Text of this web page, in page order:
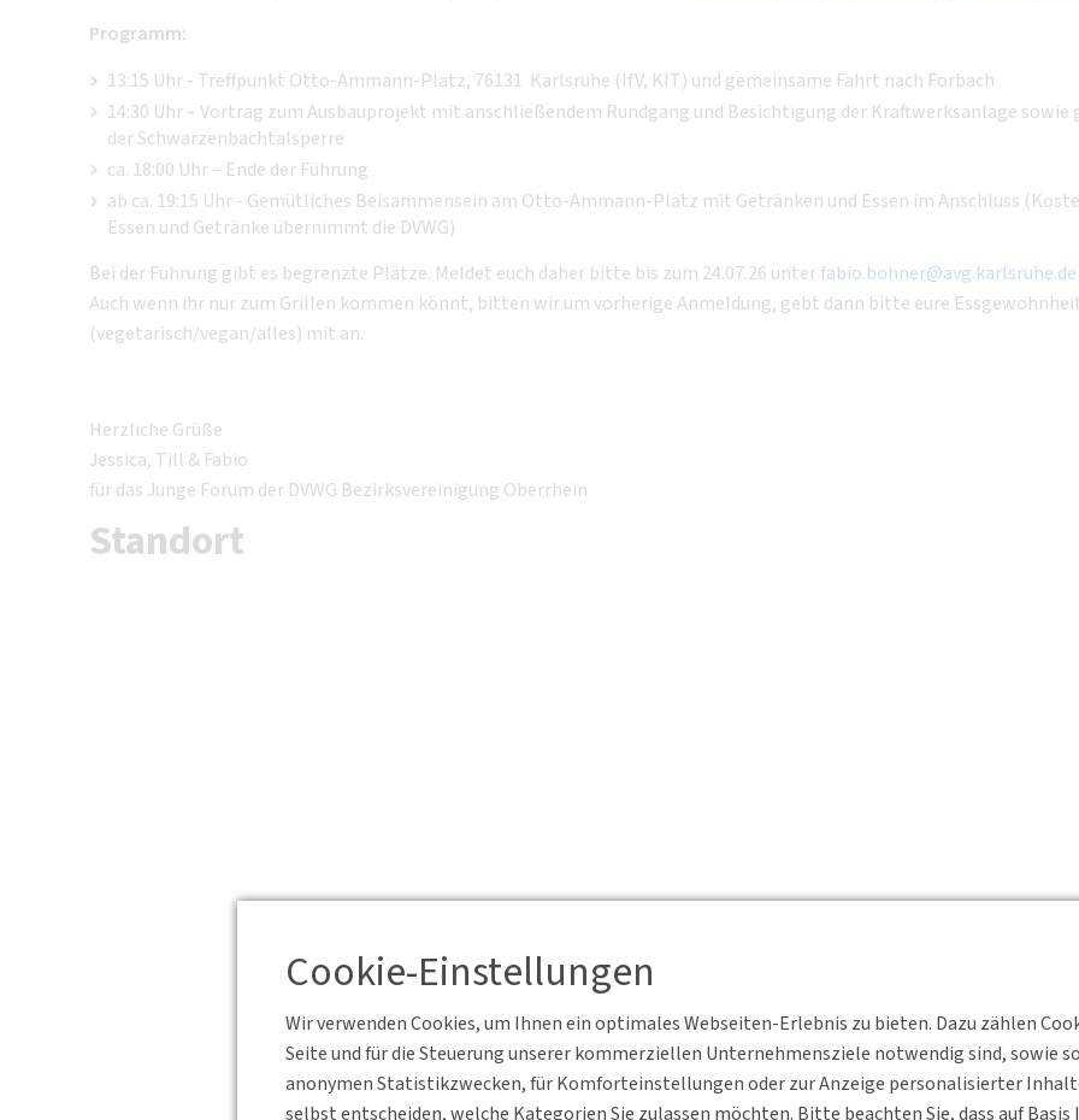
Cookie-Einstellungen
Wir verwenden Cookies, um Ihnen ein optimales Webseiten-Erlebnis zu bieten. Dazu zählen
Seite und für die Steuerung unserer kommerziellen Unternehmensziele notwendig sind, sowie
anonymen Statistikzwecken, für Komforteinstellungen oder zur Anzeige personalisierter
selbst entscheiden, welche Kategorien Sie zulassen möchten. Bitte beachten Sie, dass auf
Programm:
13:15 Uhr - Treffpunkt Otto-Ammann-Platz, 76131 Karlsruhe (IfV, KIT) und gemeinsame Fahrt nach Forbach
14:30 Uhr – Vortrag zum Ausbauprojekt mit anschließendem Rundgang und Besichtigung der Kraftwerksanlage sowie
der Schwarzenbachtalsperre
ca. 18:00 Uhr – Ende der Führung
ab ca. 19:15 Uhr - Gemütliches Beisammensein am Otto-Ammann-Platz mit Getränken und Essen im Anschluss
Essen und Getränke übernimmt die DVWG)
Bei der Führung gibt es begrenzte Plätze. Meldet euch daher bitte bis zum 24.07.26 unterfabio.bohner@avg.karlsruhe.de
Auch wenn ihr nur zum Grillen kommen könnt, bitten wir um vorherige Anmeldung, gebt dann bitte eure
(vegetarisch/vegan/alles) mit an.
Herzliche Grüße
Jessica, Till & Fabio
für das Junge Forum der DVWG Bezirksvereinigung Oberrhein
Standort